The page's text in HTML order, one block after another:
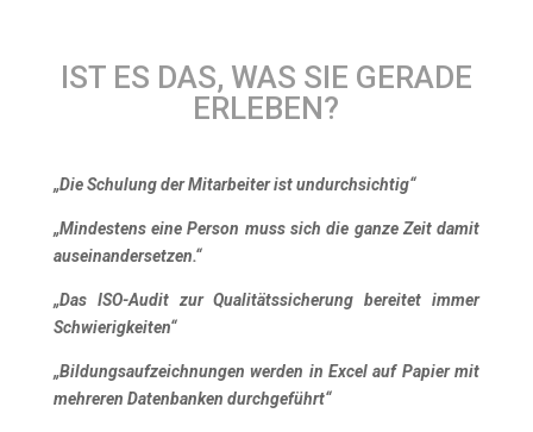
IST ES DAS, WAS SIE GERADE
ERLEBEN?
„Die Schulung der Mitarbeiter ist undurchsichtig“
„Mindestens eine Person muss sich die ganze Zeit damit
auseinandersetzen.“
„Das ISO-Audit zur Qualitätssicherung bereitet immer
Schwierigkeiten“
„Bildungsaufzeichnungen werden in Excel auf Papier mit
mehreren Datenbanken durchgeführt“